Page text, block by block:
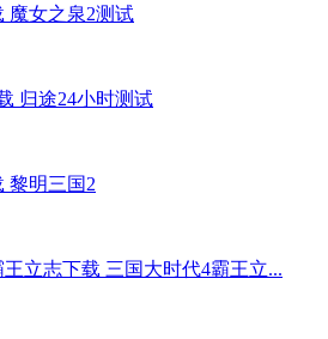
魔女之泉2测试
归途24小时测试
黎明三国2
三国大时代4霸王立...